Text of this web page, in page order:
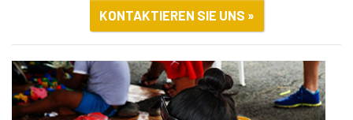
KONTAKTIEREN SIE UNS »